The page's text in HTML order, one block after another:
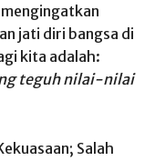
jati diri bangsa di
kita adalah:
teguh nilai-nilai
Salah